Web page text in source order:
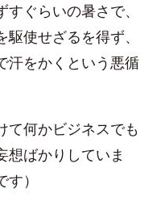
ぐらいの暑さで、
使せざるを得ず、
汗をかくという悪循
て何かビジネスでも
想ばかりしていま
）